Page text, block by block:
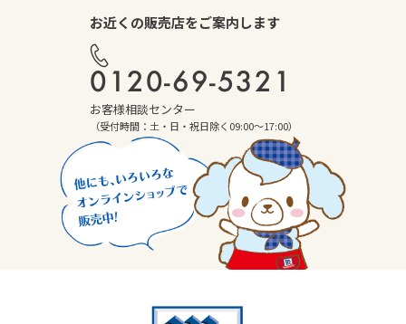
お近くの販売店をご案内します
0120-69-5321
お客様相談センター
（受付時間：土・日・祝日除く09:00～17:00）